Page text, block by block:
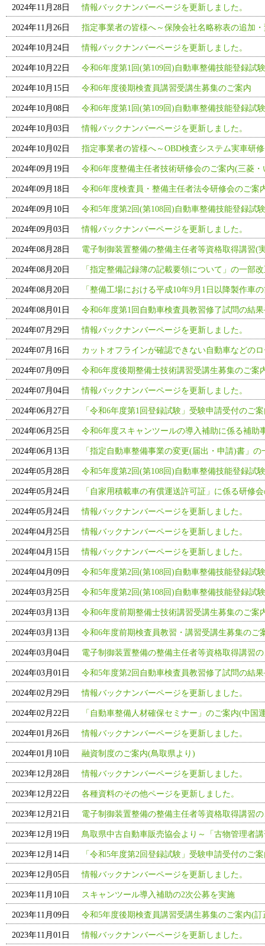
2024年11月28日 情報バックナンバーページを更新しました。
2024年11月26日 指定事業者の皆様へ～保険会社名略称表の追加
2024年10月24日 情報バックナンバーページを更新しました。
2024年10月22日 令和6年度第1回(第109回)自動車整備技能登録試
2024年10月15日 令和6年度後期検査員講習受講生募集のご案内
2024年10月08日 令和6年度第1回(第109回)自動車整備技能登録試
2024年10月03日 情報バックナンバーページを更新しました。
2024年10月02日 指定事業者の皆様へ～OBD検査システム実車研
2024年09月19日 令和6年度整備主任者技術研修会のご案内(三菱
2024年09月18日 令和6年度検査員・整備主任者法令研修会のご案
2024年09月10日 令和5年度第2回(第108回)自動車整備技能登録試
2024年09月03日 情報バックナンバーページを更新しました。
2024年08月28日 電子制御装置整備の整備主任者等資格取得講習(
2024年08月20日 「指定整備記録簿の記載要領について」の一部
2024年08月20日 「整備工場における平成10年9月1日以降製作車
2024年08月01日 令和6年度第1回自動車検査員教習修了試問の結
2024年07月29日 情報バックナンバーページを更新しました。
2024年07月16日 カットオフラインが確認できない自動車などの
2024年07月09日 令和6年度後期整備士技術講習受講生募集のご案
2024年07月04日 情報バックナンバーページを更新しました。
2024年06月27日 「令和6年度第1回登録試験」受験申請受付のご
2024年06月25日 令和6年度スキャンツールの導入補助に係る補助
2024年06月13日 「指定自動車整備事業の変更(届出・申請)書」
2024年05月28日 令和5年度第2回(第108回)自動車整備技能登録試
2024年05月24日 「自家用積載車の有償運送許可証」に係る研修
2024年05月24日 情報バックナンバーページを更新しました。
2024年04月25日 情報バックナンバーページを更新しました。
2024年04月15日 情報バックナンバーページを更新しました。
2024年04月09日 令和5年度第2回(第108回)自動車整備技能登録試
2024年03月25日 令和5年度第2回(第108回)自動車整備技能登録試
2024年03月13日 令和6年度前期整備士技術講習受講生募集のご案
2024年03月13日 令和6年度前期検査員教習・講習受講生募集のご
2024年03月04日 電子制御装置整備の整備主任者等資格取得講習
2024年03月01日 令和5年度第2回自動車検査員教習修了試問の結
2024年02月29日 情報バックナンバーページを更新しました。
2024年02月22日 「自動車整備人材確保セミナー」のご案内(中国
2024年01月26日 情報バックナンバーページを更新しました。
2024年01月10日 融資制度のご案内(鳥取県より)
2023年12月28日 情報バックナンバーページを更新しました。
2023年12月22日 各種資料のその他ページを更新しました。
2023年12月21日 電子制御装置整備の整備主任者等資格取得講習
2023年12月19日 鳥取県中古自動車販売協会より～「古物管理者
2023年12月14日 「令和5年度第2回登録試験」受験申請受付のご
2023年12月05日 情報バックナンバーページを更新しました。
2023年11月10日 スキャンツール導入補助の2次公募を実施
2023年11月09日 令和5年度後期検査員講習受講生募集のご案内(訂
2023年11月01日 情報バックナンバーページを更新しました。